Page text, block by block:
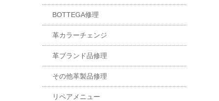
BOTTEGA修理
革カラーチェンジ
革ブランド品修理
その他革製品修理
リペアメニュー